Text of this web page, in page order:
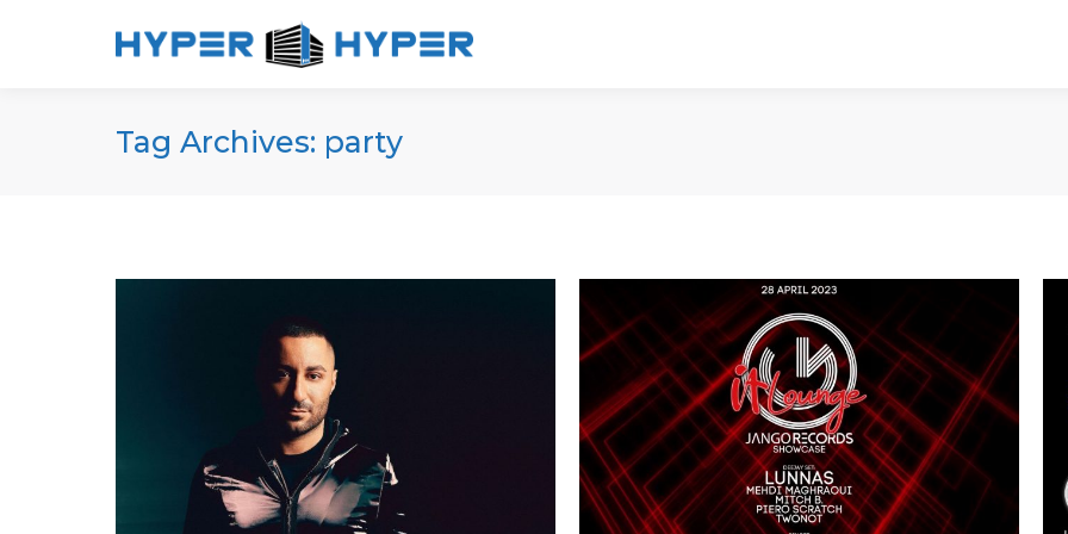
Tag Archives: party